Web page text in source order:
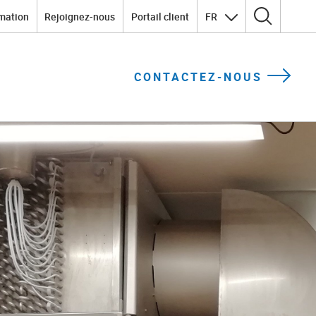
Rejoignez-nous Portail client FR Rechercher :
CONTACTEZ-NOUS